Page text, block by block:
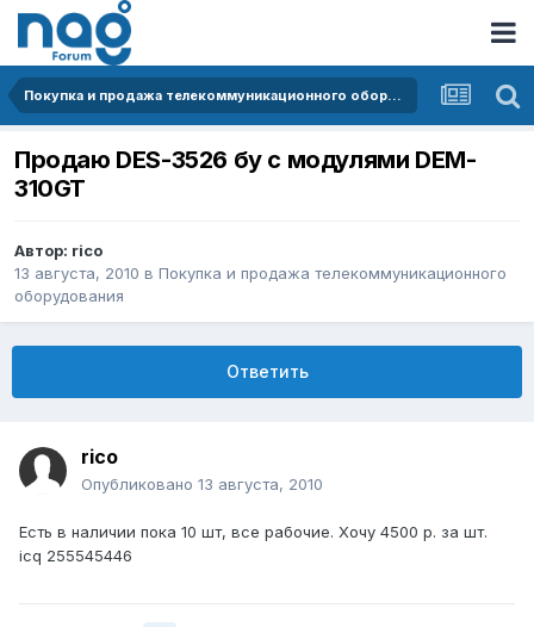
Покупка и продажа телекоммуникационного оборудования
Продаю DES-3526 бу c модулями DEM-
310GT
Автор: rico
13 августа, 2010 в Покупка и продажа телекоммуникационного
оборудования
Ответить
rico
Опубликовано 13 августа, 2010
Есть в наличии пока 10 шт, все рабочие. Хочу 4500 р. за шт.
icq 255545446